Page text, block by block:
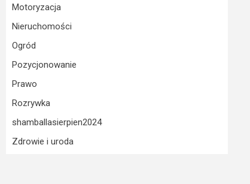
Motoryzacja
Nieruchomości
Ogród
Pozycjonowanie
Prawo
Rozrywka
shamballasierpien2024
Zdrowie i uroda